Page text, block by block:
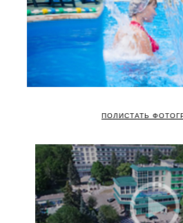
ПОЛИСТАТЬ